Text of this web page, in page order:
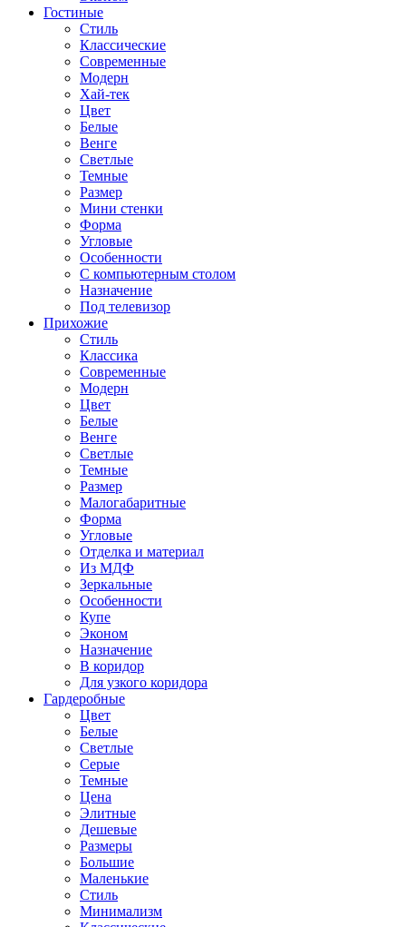
Гостиные
Стиль
Классические
Современные
Модерн
Хай-тек
Цвет
Белые
Венге
Светлые
Темные
Размер
Мини стенки
Форма
Угловые
Особенности
С компьютерным столом
Назначение
Под телевизор
Прихожие
Стиль
Классика
Современные
Модерн
Цвет
Белые
Венге
Светлые
Темные
Размер
Малогабаритные
Форма
Угловые
Отделка и материал
Из МДФ
Зеркальные
Особенности
Купе
Эконом
Назначение
В коридор
Для узкого коридора
Гардеробные
Цвет
Белые
Светлые
Серые
Темные
Цена
Элитные
Дешевые
Размеры
Большие
Маленькие
Стиль
Минимализм